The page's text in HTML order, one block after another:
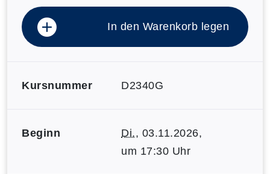
In den Warenkorb legen
Kursnummer D2340G
Beginn Di., 03.11.2026,
um 17:30 Uhr